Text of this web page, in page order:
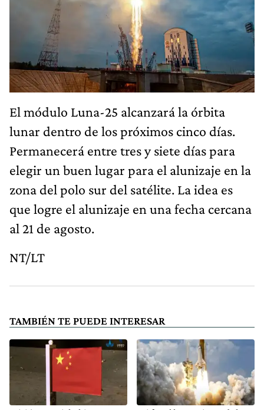
El módulo Luna-25 alcanzará la órbita
lunar dentro de los próximos cinco días.
Permanecerá entre tres y siete días para
elegir un buen lugar para el alunizaje en la
zona del polo sur del satélite. La idea es
que logre el alunizaje en una fecha cercana
al 21 de agosto.
NT/LT
TAMBIÉN TE PUEDE INTERESAR